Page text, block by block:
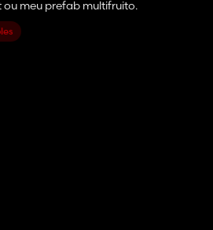
ou meu prefab multifruito.